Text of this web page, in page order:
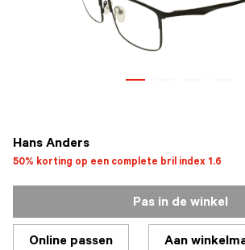
Hans Anders
50% korting op een complete bril index 1.6
Pas in de winkel
Online passen Aan